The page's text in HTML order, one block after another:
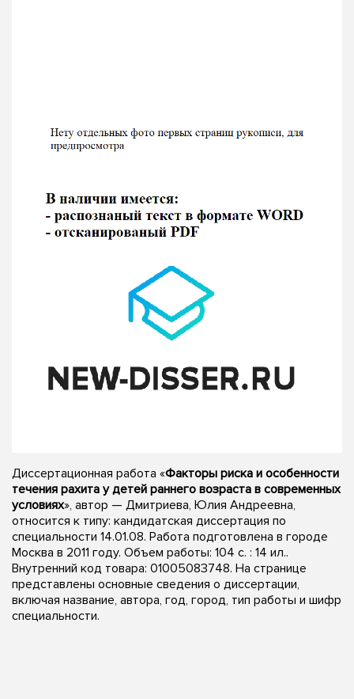
Диссертационная работа «Факторы риска и особенности
течения рахита у детей раннего возраста в современных
условиях», автор — Дмитриева, Юлия Андреевна,
относится к типу: кандидатская диссертация по
специальности 14.01.08. Работа подготовлена в городе
Москва в 2011 году. Объем работы: 104 с. : 14 ил..
Внутренний код товара: 01005083748. На странице
представлены основные сведения о диссертации,
включая название, автора, год, город, тип работы и шифр
специальности.